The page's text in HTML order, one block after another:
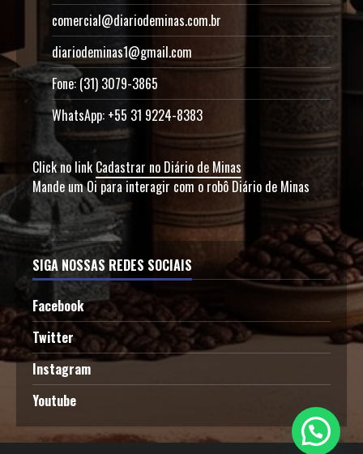
comercial@diariodeminas.com.br
diariodeminas1@gmail.com
Fone: (31) 3079-3865
WhatsApp: +55 31 9224-8383
Click no link Cadastrar no Diário de Minas
Mande um Oi para interagir com o robô Diário de Minas
SIGA NOSSAS REDES SOCIAIS
Facebook
Twitter
Instagram
Youtube